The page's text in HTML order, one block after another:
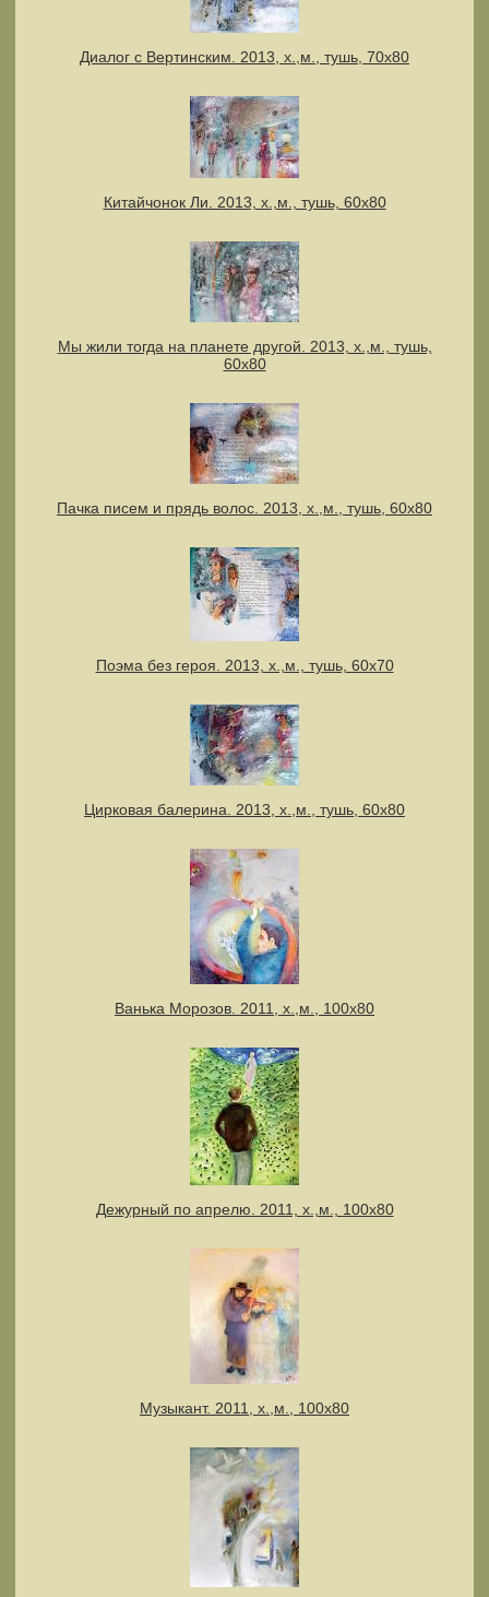
Диалог с Вертинским. 2013, х.,м., тушь, 70х80
Китайчонок Ли. 2013, х.,м., тушь, 60х80
Мы жили тогда на планете другой. 2013, х.,м., тушь,
60х80
Пачка писем и прядь волос. 2013, х.,м., тушь, 60х80
Поэма без героя. 2013, х.,м., тушь, 60х70
Цирковая балерина. 2013, х.,м., тушь, 60х80
Ванька Морозов. 2011, х.,м., 100х80
Дежурный по апрелю. 2011, х.,м., 100х80
Музыкант. 2011, х.,м., 100х80